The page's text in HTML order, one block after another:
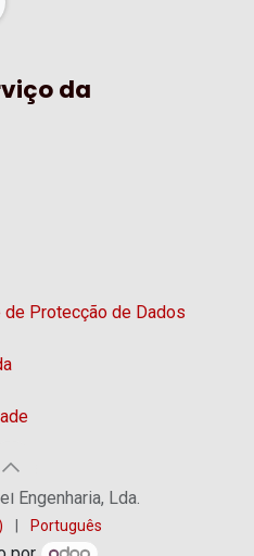
da
Protecção de Dados
Engenharia, Lda.
Português